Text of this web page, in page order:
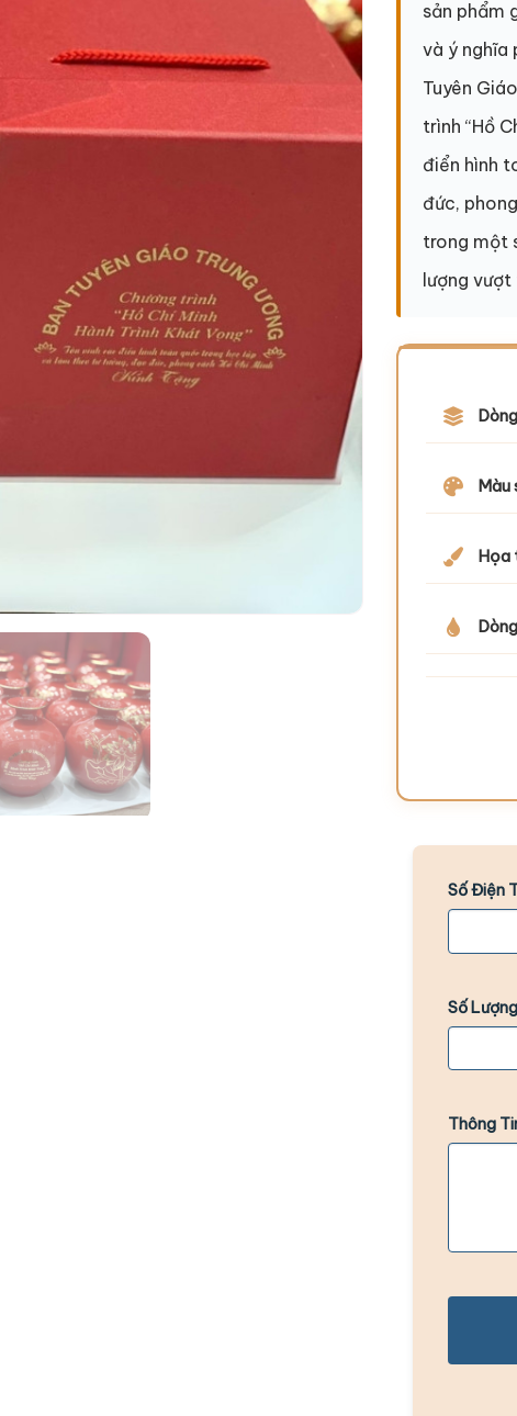
sản phẩm
và ý nghĩa
Tuyên
trình “Hồ
điển hình
đức,
trong một
lượng
Màu
Họa
Số Điện
Số
Thông